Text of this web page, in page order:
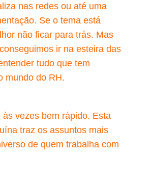
nas redes ou até uma
Se o tema está
não ficar para trás. Mas
ir na esteira das
tudo que tem
mundo do RH.
às vezes bem rápido. Esta
traz os assuntos mais
de quem trabalha com